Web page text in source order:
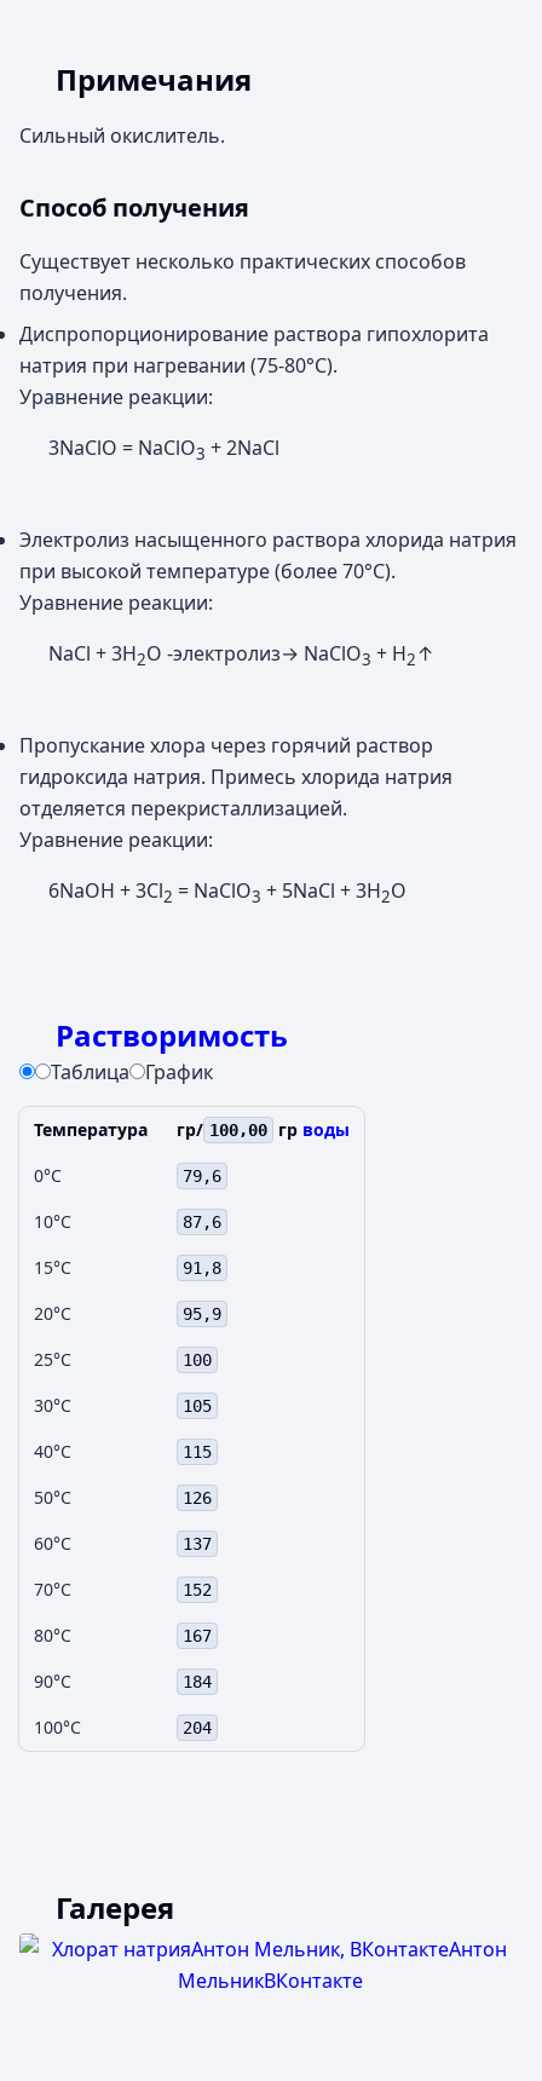
Примечания
Сильный окислитель.
Способ получения
Существует несколько практических способов
получения.
Диспропорционирование раствора гипохлорита
натрия при нагревании (75-80°С).
Уравнение реакции:
3NaClO = NaClO3 + 2NaCl
Электролиз насыщенного раствора хлорида натрия
при высокой температуре (более 70°С).
Уравнение реакции:
NaCl + 3H2O -электролиз→ NaClO3 + H2↑
Пропускание хлора через горячий раствор
гидроксида натрия. Примесь хлорида натрия
отделяется перекристаллизацией.
Уравнение реакции:
6NaOH + 3Cl2 = NaClO3 + 5NaCl + 3H2O
Растворимость
Таблица График
Температура гр/ 100,00 гр воды
0°C
79,6
10°C 87,6
15°C 91,8
20°C 95,9
25°C 100
30°C 105
40°C 115
50°C 126
60°C 137
70°C 152
80°C 167
90°C 184
100°C 204
Галерея